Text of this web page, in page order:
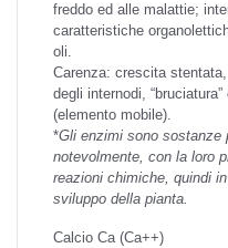
freddo ed alle malattie;
caratteristiche
oli.
Carenza: crescita
degli internodi,
(elemento mobile).
*Gli enzimi sono sostanze
notevolmente, con la loro
reazioni chimiche, quindi
sviluppo della pianta.
Calcio Ca (Ca++)